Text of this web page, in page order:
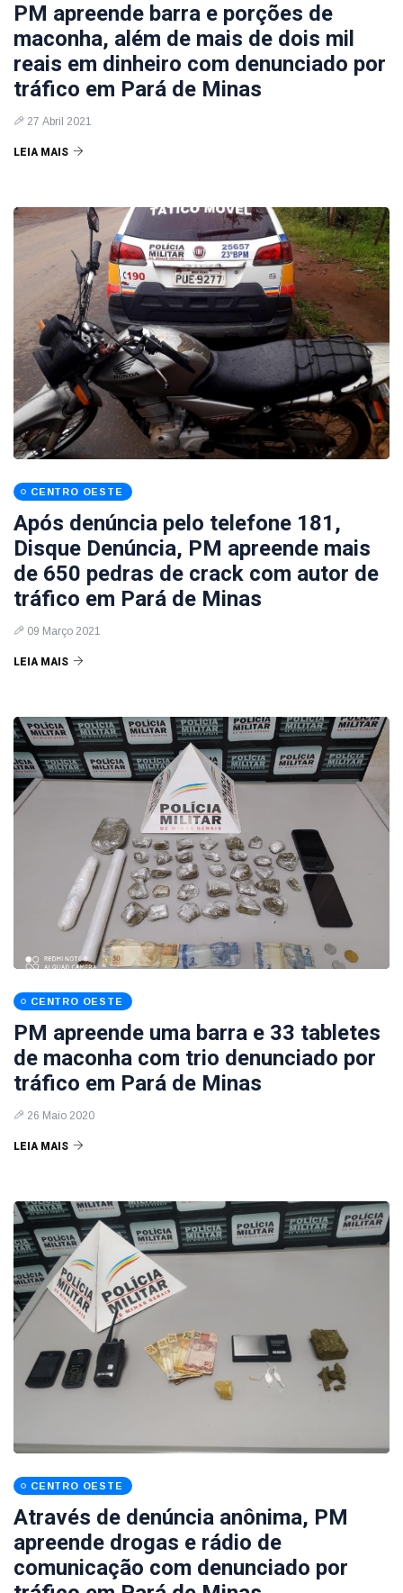
PM apreende barra e porções de
maconha, além de mais de dois mil
reais em dinheiro com denunciado por
tráfico em Pará de Minas
27 Abril 2021
LEIA MAIS
CENTRO OESTE
Após denúncia pelo telefone 181,
Disque Denúncia, PM apreende mais
de 650 pedras de crack com autor de
tráfico em Pará de Minas
09 Março 2021
LEIA MAIS
CENTRO OESTE
PM apreende uma barra e 33 tabletes
de maconha com trio denunciado por
tráfico em Pará de Minas
26 Maio 2020
LEIA MAIS
CENTRO OESTE
Através de denúncia anônima, PM
apreende drogas e rádio de
comunicação com denunciado por